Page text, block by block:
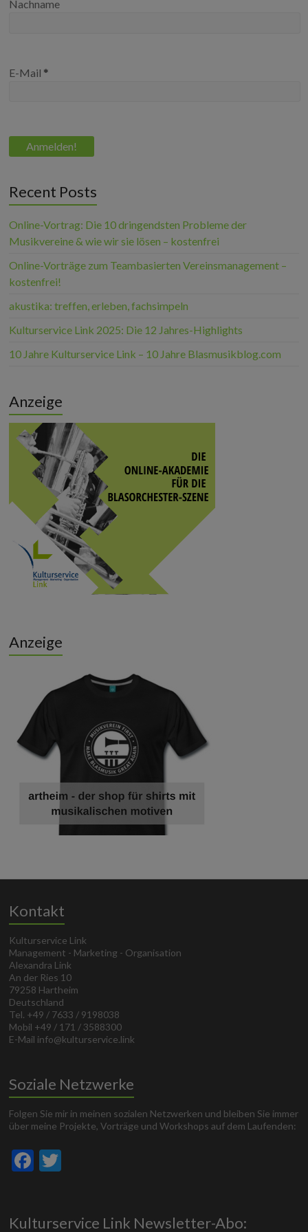
Nachname
E-Mail *
Recent Posts
Online-Vortrag: Die 10 dringendsten Probleme der
Musikvereine & wie wir sie lösen – kostenfrei
Online-Vorträge zum Teambasierten Vereinsmanagement –
kostenfrei!
akustika: treffen, erleben, fachsimpeln
Kulturservice Link 2025: Die 12 Jahres-Highlights
10 Jahre Kulturservice Link – 10 Jahre Blasmusikblog.com
Anzeige
Anzeige
Kontakt
Kulturservice Link
Management - Marketing - Organisation
Alexandra Link
An der Ries 10
79258 Hartheim
Deutschland
Tel. +49 / 7633 / 9198038
Mobil +49 / 171 / 3588300
E-Mail info@kulturservice.link
Soziale Netzwerke
Folgen Sie mir in meinen sozialen Netzwerken und bleiben Sie immer
über meine Projekte, Vorträge und Workshops auf dem Laufenden:
F
b
er
Kulturservice Link Newsletter-Abo: